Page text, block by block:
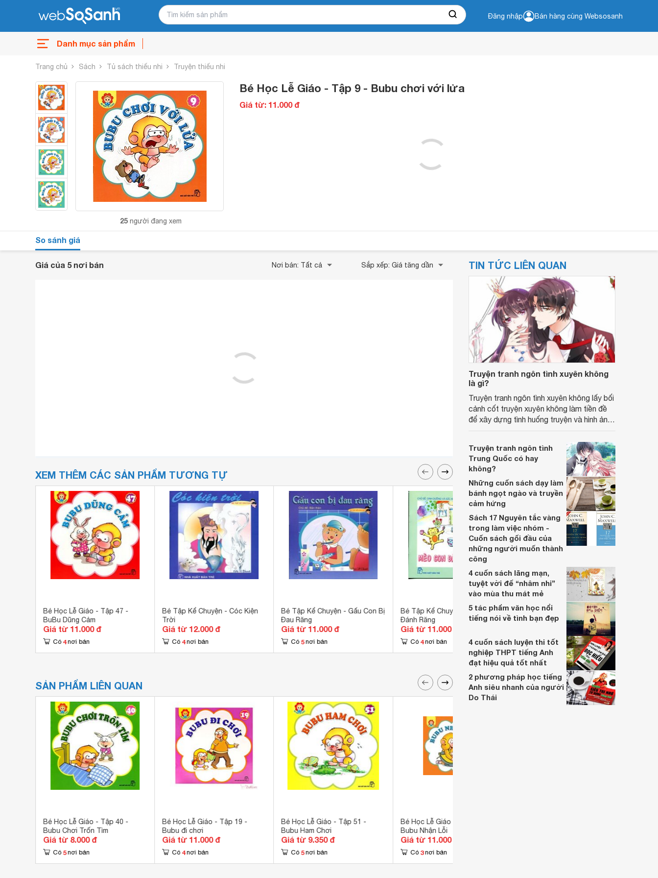
Đăng nhập Bán hàng cùng Websosanh
Danh mục sản phẩm
Trang chủ Sách Tủ sách thiếu nhi Truyện thiếu nhi
25 người đang xem
Bé Học Lễ Giáo - Tập 9 - Bubu chơi với lửa
Giá từ: 11.000 đ
So sánh giá
Giá của 5 nơi bán Nơi bán: Tất cả Sắp xếp: Giá tăng dần
XEM THÊM CÁC SẢN PHẨM TƯƠNG TỰ
Bé Học Lễ Giáo - Tập 47 -
BuBu Dũng Cảm
Giá từ 11.000 đ
Có 4 nơi bán
Bé Tập Kể Chuyện - Cóc Kiện
Trời
Giá từ 12.000 đ
Có 4 nơi bán
Bé Tập Kể Chuyện - Gấu Con Bị
Đau Răng
Giá từ 11.000 đ
Có 5 nơi bán
Bé Tập Kể Chuyện - Mèo Con
Đánh Răng
Giá từ 11.000 đ
Có 4 nơi bán
Bé Tập Kể Chuyện - Qua
Đường
Giá từ 10.000 đ
Có 3 nơi bán
SẢN PHẨM LIÊN QUAN
Bé Học Lễ Giáo - Tập 40 -
Bubu Chơi Trốn Tìm
Giá từ 8.000 đ
Có 5 nơi bán
Bé Học Lễ Giáo - Tập 19 -
Bubu đi chơi
Giá từ 11.000 đ
Có 4 nơi bán
Bé Học Lễ Giáo - Tập 51 -
Bubu Ham Chơi
Giá từ 9.350 đ
Có 5 nơi bán
Bé Học Lễ Giáo - Bubu Tập 3:
Bubu Nhận Lỗi
Giá từ 11.000 đ
Có 3 nơi bán
TIN TỨC LIÊN QUAN
Truyện tranh ngôn tình xuyên không
là gì?
Truyện tranh ngôn tình xuyên không lấy bối
cảnh cốt truyện xuyên không làm tiền đề
để xây dựng tình huống truyện và hình ảnh
Truyện tranh ngôn tình
Trung Quốc có hay
không?
Những cuốn sách dạy làm
bánh ngọt ngào và truyền
cảm hứng
Sách 17 Nguyên tắc vàng
trong làm việc nhóm -
Cuốn sách gối đầu của
những người muốn thành
công
4 cuốn sách lãng mạn,
tuyệt vời để “nhâm nhi”
vào mùa thu mát mẻ
5 tác phẩm văn học nổi
tiếng nói về tình bạn đẹp
4 cuốn sách luyện thi tốt
nghiệp THPT tiếng Anh
đạt hiệu quả tốt nhất
2 phương pháp học tiếng
Anh siêu nhanh của người
Do Thái